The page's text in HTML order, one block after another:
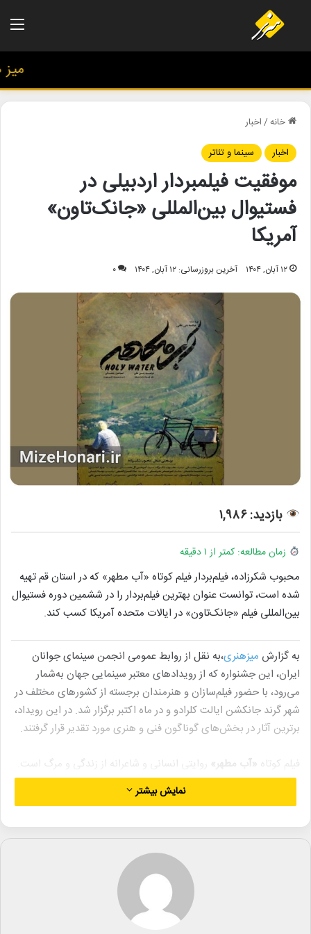
میز
خانه/اخبار
اخبار
سینما و تئاتر
موفقیت فیلمبردار اردبیلی در
فستیوال بین‌المللی «جانک‌تاون»
آمریکا
۱۲ آبان, ۱۴۰۴ آخرین بروزرسانی: ۱۲ آبان, ۱۴۰۴ ۰
بازدید: ۱,۹۸۶
زمان مطالعه: کمتر از ۱ دقیقه
محبوب شکرزاده، فیلم‌بردار فیلم کوتاه «آب مطهر» که در استان قم تهیه
شده است، توانست عنوان بهترین فیلم‌بردار را در ششمین دوره فستیوال
بین‌المللی فیلم «جانک‌تاون» در ایالات متحده آمریکا کسب کند.
به گزارش میزهنری،به نقل از روابط عمومی انجمن سینمای جوانان
ایران، این جشنواره که از رویدادهای معتبر سینمایی جهان به‌شمار
می‌رود، با حضور فیلم‌سازان و هنرمندان برجسته از کشورهای مختلف در
شهر گرند جانکشن ایالت کلرادو و در ماه اکتبر برگزار شد. در این رویداد،
برترین آثار در بخش‌های گوناگون فنی و هنری مورد تقدیر قرار گرفتند.
فیلم کوتاه «آب مطهر»
روایتی انسانی و شاعرانه از زندگی و مرگ است.
در خلاصه داستان این اثر آمده است: کریم، غسال پیر روستا، در حالی از
دنیا می‌رود که هم‌زمان در روستا مراسم عروسی برپاست.
یوسفعلی دریادل و محبوب شکرزاده بازیگران اصلی این فیلم هستند.
از دیگر عوامل این اثر می‌توان به اسامی زیر اشاره کرد:
مجری طرح: احمدرضا بنی‌علی، مدیر فیلم‌برداری: محبوب شکرزاده،
فیلم‌بردار: فرشاد عیدی، دستیاران فیلم‌بردار: مجید مردکتان، میلاد
ابراهیمی، صدابردار: امیرحسین گل‌محمدی، دستیار صدا: محمدجواد
نمایش بیشتر